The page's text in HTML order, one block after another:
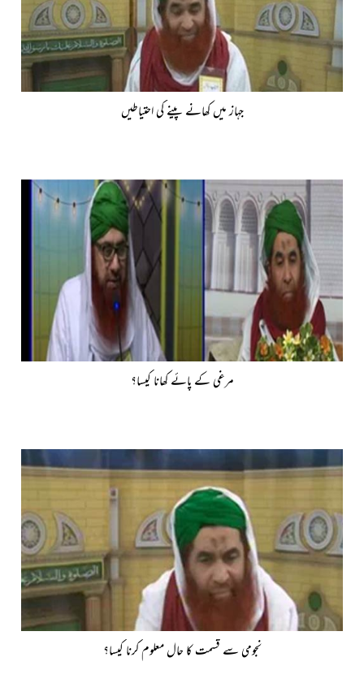
جہاز میں کھانے پینے کی احتیاطیں
مرغی کے پائے کھانا کیسا؟
نجومی سے قسمت کا حال معلوم کرنا کیسا؟